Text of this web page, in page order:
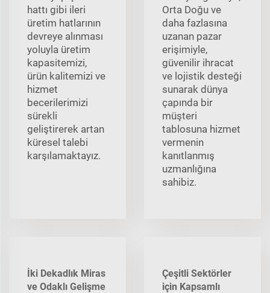
hattı gibi ileri
üretim hatlarının
devreye alınması
yoluyla üretim
kapasitemizi,
ürün kalitemizi ve
hizmet
becerilerimizi
sürekli
geliştirerek artan
küresel talebi
karşılamaktayız.
Orta Doğu ve
daha fazlasına
uzanan pazar
erişimiyle,
güvenilir ihracat
ve lojistik desteği
sunarak dünya
çapında bir
müşteri
tablosuna hizmet
vermenin
kanıtlanmış
uzmanlığına
sahibiz.
İki Dekadlık Miras
ve Odaklı Gelişme
Çeşitli Sektörler
için Kapsamlı